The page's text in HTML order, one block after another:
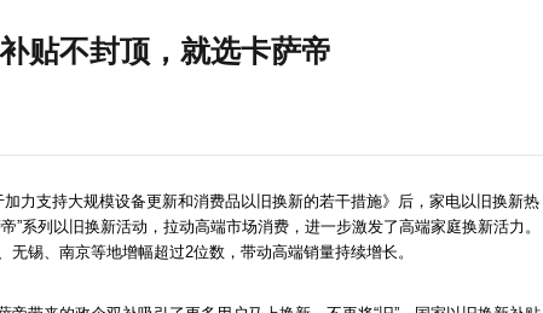
贴不封顶，就选卡萨帝
力支持大规模设备更新和消费品以旧换新的若干措施》后，家电以旧换新热
”系列以旧换新活动，拉动高端市场消费，进一步激发了高端家庭换新活力。
锡、南京等地增幅超过2位数，带动高端销量持续增长。